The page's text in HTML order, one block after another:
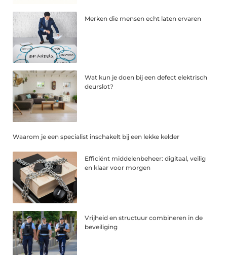
Merken die mensen echt laten ervaren
Wat kun je doen bij een defect elektrisch
deurslot?
Waarom je een specialist inschakelt bij een lekke kelder
Efficiënt middelenbeheer: digitaal, veilig
en klaar voor morgen
Vrijheid en structuur combineren in de
beveiliging